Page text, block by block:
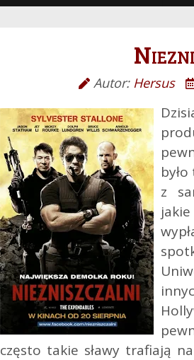
Autor: Hersus
z
często takie sławy trafiają